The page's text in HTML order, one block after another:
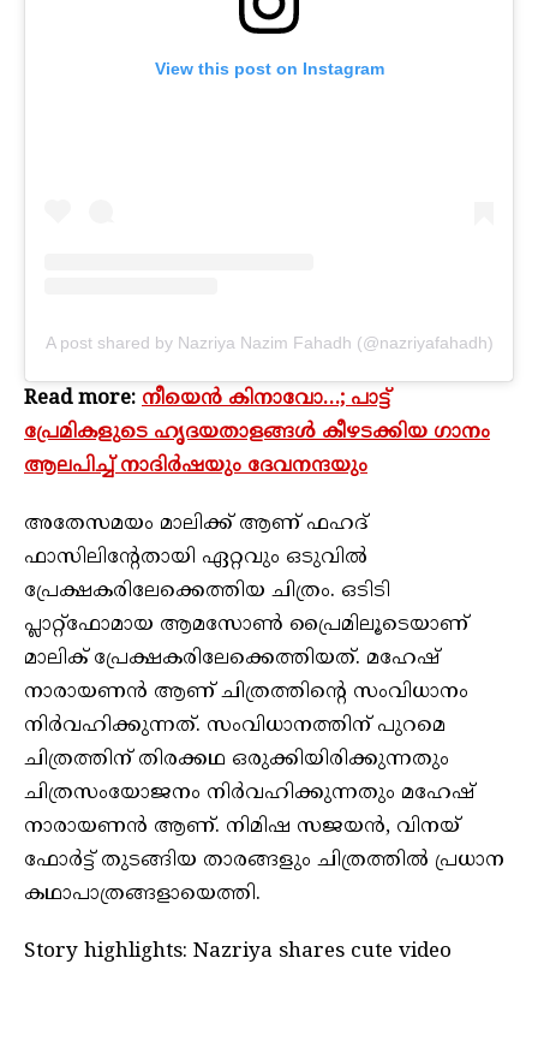
View this post on Instagram
A post shared by Nazriya Nazim Fahadh (@nazriyafahadh)
Read more: നീയെന്‍ കിനാവോ…; പാട്ട്
പ്രേമികളുടെ ഹൃദയതാളങ്ങള്‍ കീഴടക്കിയ ഗാനം
ആലപിച്ച് നാദിര്‍ഷയും ദേവനന്ദയും
അതേസമയം മാലിക്ക് ആണ് ഫഹദ്
ഫാസിലിന്റേതായി ഏറ്റവും ഒടുവില്‍
പ്രേക്ഷകരിലേക്കെത്തിയ ചിത്രം. ഒടിടി
പ്ലാറ്റ്ഫോമായ ആമസോണ്‍ പ്രൈമിലൂടെയാണ്
മാലിക് പ്രേക്ഷകരിലേക്കെത്തിയത്. മഹേഷ്
നാരായണന്‍ ആണ് ചിത്രത്തിന്റെ സംവിധാനം
നിര്‍വഹിക്കുന്നത്. സംവിധാനത്തിന് പുറമെ
ചിത്രത്തിന് തിരക്കഥ ഒരുക്കിയിരിക്കുന്നതും
ചിത്രസംയോജനം നിര്‍വഹിക്കുന്നതും മഹേഷ്
നാരായണന്‍ ആണ്. നിമിഷ സജയന്‍, വിനയ്
ഫോര്‍ട്ട് തുടങ്ങിയ താരങ്ങളും ചിത്രത്തില്‍ പ്രധാന
കഥാപാത്രങ്ങളായെത്തി.
Story highlights: Nazriya shares cute video